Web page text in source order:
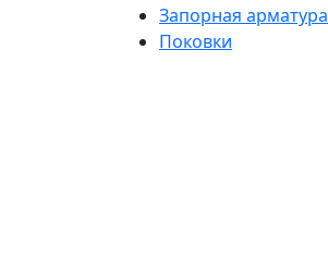
Запорная арматура
Поковки